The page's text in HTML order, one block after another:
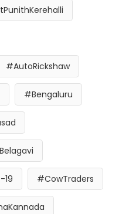
#AutoRickshaw
#Bengaluru
19 #CowTraders